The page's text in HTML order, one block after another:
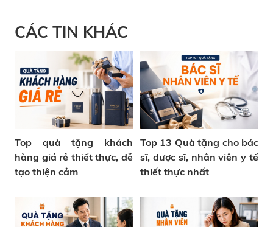
CÁC TIN KHÁC
Top quà tặng khách
hàng giá rẻ thiết thực, dễ
tạo thiện cảm
Top 13 Quà tặng cho bác
sĩ, dược sĩ, nhân viên y tế
thiết thực nhất